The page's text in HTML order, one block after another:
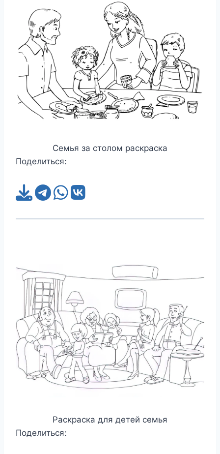
Семья за столом раскраска
Поделиться:
Раскраска для детей семья
Поделиться: